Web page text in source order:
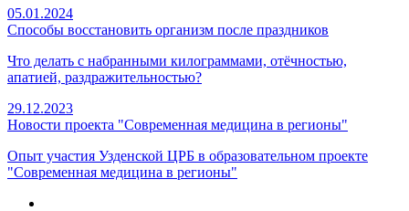
05.01.2024
Способы восстановить организм после праздников
Что делать с набранными килограммами, отёчностью,
апатией, раздражительностью?
29.12.2023
Новости проекта "Современная медицина в регионы"
Опыт участия Узденской ЦРБ в образовательном проекте
"Современная медицина в регионы"